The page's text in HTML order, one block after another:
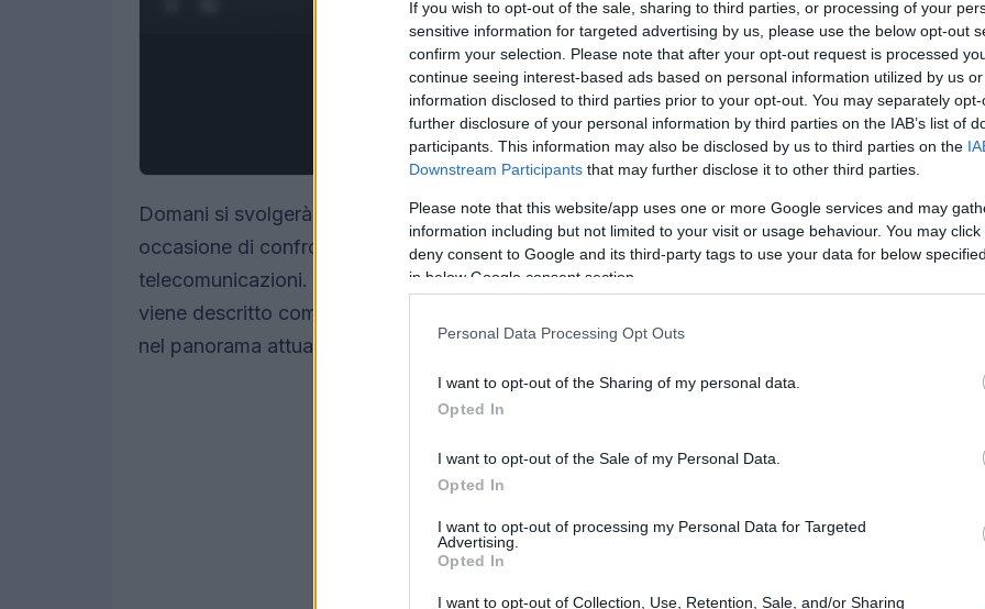
If you wish to opt-out of the sale, sharing to third parties, or processing of your
sensitive information for targeted advertising by us, please use the below opt-out
confirm your selection. Please note that after your opt-out request is processed
continue seeing interest-based ads based on personal information utilized by us
information disclosed to third parties prior to your opt-out. You may separately
further disclosure of your personal information by third parties on the IAB’s list of
participants. This information may also be disclosed by us to third parties on the
Downstream Participants that may further disclose it to other third parties.
Please note that this website/app uses one or more Google services and may
information including but not limited to your visit or usage behaviour. You may
deny consent to Google and its third-party tags to use your data for below
in below Google consent section.
Personal Data Processing Opt Outs
I want to opt-out of the Sharing of my personal data.
Opted In
I want to opt-out of the Sale of my Personal Data.
Opted In
I want to opt-out of processing my Personal Data for Targeted
Advertising.
Opted In
I want to opt-out of Collection, Use, Retention, Sale, and/or Sharing
1/ 4 POWERED BYAd hubMedia
Domani si svolgerà a Roma l’evento annuale CorCom-Nextwork360, un’importante
occasione di confronto tra istituzioni, operatori e analisti del settore delle
telecomunicazioni. L’incontro si concentrerà su un cambiamento di paradigma che
viene descritto come “epocale”, analizzando le sfide e le opportunità che si presentano
nel panorama attuale.